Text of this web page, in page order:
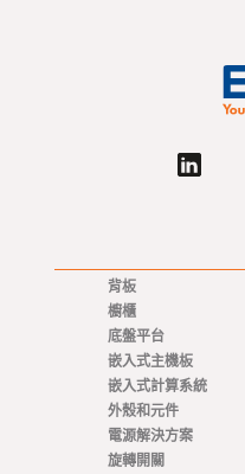
背板
櫥櫃
底盤平台
嵌入式主機板
嵌入式計算系統
外殼和元件
電源解決方案
旋轉開關